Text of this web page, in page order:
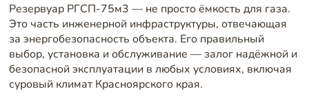
Резервуар РГСП-75м3 — не просто ёмкость для газа.
Это часть инженерной инфраструктуры, отвечающая
за энергобезопасность объекта. Его правильный
выбор, установка и обслуживание — залог надёжной и
безопасной эксплуатации в любых условиях, включая
суровый климат Красноярского края.